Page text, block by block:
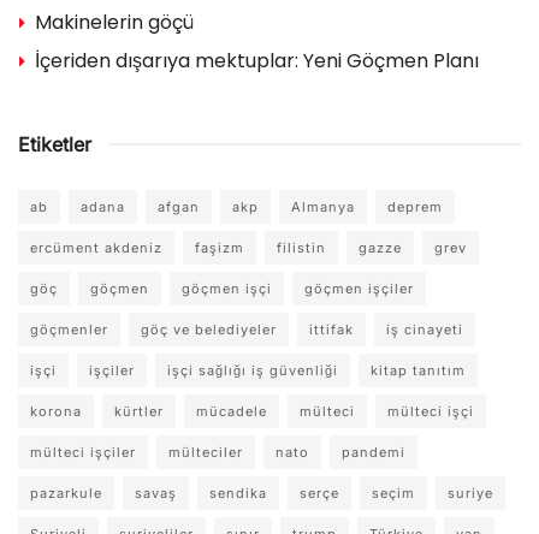
Makinelerin göçü
İçeriden dışarıya mektuplar: Yeni Göçmen Planı
Etiketler
ab adana afgan akp Almanya deprem
ercüment akdeniz faşizm filistin gazze grev
göç göçmen göçmen işçi göçmen işçiler
göçmenler göç ve belediyeler ittifak iş cinayeti
işçi işçiler işçi sağlığı iş güvenliği kitap tanıtım
korona kürtler mücadele mülteci mülteci işçi
mülteci işçiler mülteciler nato pandemi
pazarkule savaş sendika serçe seçim suriye